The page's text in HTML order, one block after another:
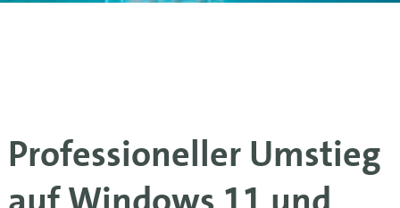
Professioneller Umstieg